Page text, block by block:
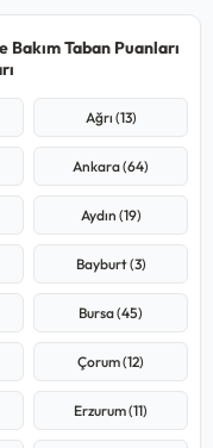
Taban Puanları
Ağrı (13)
Ankara (64)
Aydın (19)
Bayburt (3)
Bursa (45)
Çorum (12)
Erzurum (11)